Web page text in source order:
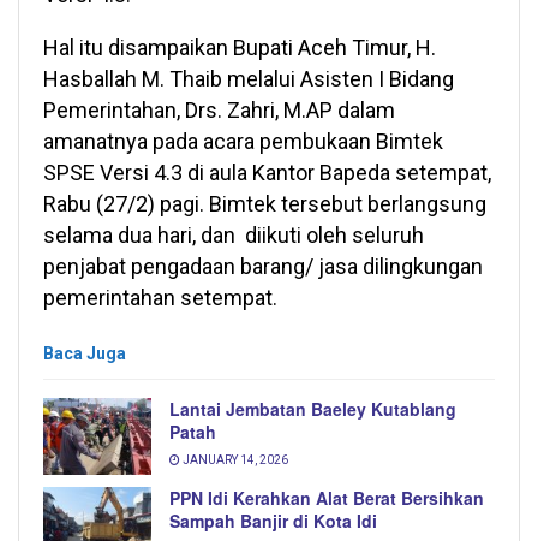
Hal itu disampaikan Bupati Aceh Timur, H.
Hasballah M. Thaib melalui Asisten I Bidang
Pemerintahan, Drs. Zahri, M.AP dalam
amanatnya pada acara pembukaan Bimtek
SPSE Versi 4.3 di aula Kantor Bapeda setempat,
Rabu (27/2) pagi. Bimtek tersebut berlangsung
selama dua hari, dan diikuti oleh seluruh
penjabat pengadaan barang/ jasa dilingkungan
pemerintahan setempat.
Baca Juga
Lantai Jembatan Baeley Kutablang
Patah
JANUARY 14, 2026
PPN Idi Kerahkan Alat Berat Bersihkan
Sampah Banjir di Kota Idi